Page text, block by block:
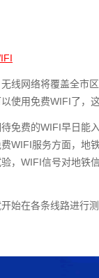
线网络将覆盖全市
使用免费WIFI了，
免费的WIFI早日能
WIFI服务方面，地
，WIFI信号对地铁
始在各条线路进行测